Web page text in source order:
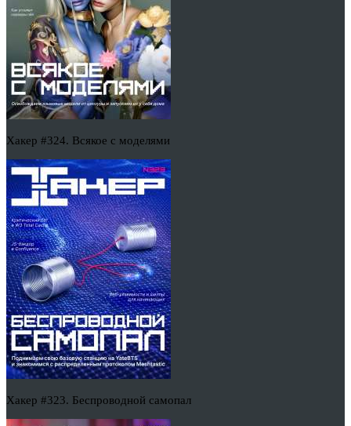
Хакер #324. Всякое с моделями
Хакер #323. Беспроводной самопал